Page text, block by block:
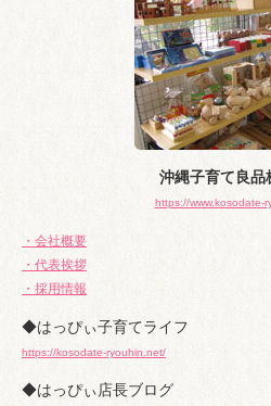
沖縄子育て良品
https://www.kosodate-
・会社概要
・代表挨拶
・採用情報
◆はっぴぃ子育てライフ
https://kosodate-ryouhin.net/
◆はっぴぃ店長ブログ